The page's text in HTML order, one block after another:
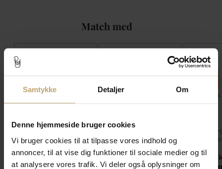
Samtykke Detaljer Om
Denne hjemmeside bruger cookies
Vi bruger cookies til at tilpasse vores indhold og
annoncer, til at vise dig funktioner til sociale medier og til
at analysere vores trafik. Vi deler også oplysninger om
Match med
OUTLET
*Studio Z "Shell"
øreringe forgyldt sølv
m. cz
695,00 kr
486,50 kr
halskæde sølv m. blå cz
895,00 kr
OUTLET
*Studio Z
øreringe
495,00
346,50